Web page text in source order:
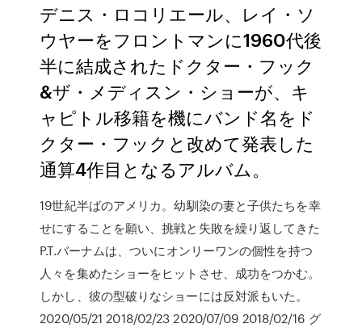
デニス・ロコリエール、レイ・ソ
ウヤーをフロントマンに1960代後
半に結成されたドクター・フック
&ザ・メディスン・ショーが、キ
ャピトル移籍を機にバンド名をド
クター・フックと改めて発表した
通算4作目となるアルバム。
19世紀半ばのアメリカ。幼馴染の妻と子供たちを幸
せにすることを願い、挑戦と失敗を繰り返してきた
P.T.バーナムは、ついにオンリーワンの個性を持つ
人々を集めたショーをヒットさせ、成功をつかむ。
しかし、彼の型破りなショーには反対派もいた。
2020/05/21 2018/02/23 2020/07/09 2018/02/16 グ